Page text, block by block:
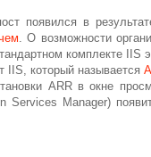
появился в
. О возможности
комплекте IIS
IIS, который называется
ARR в окне
Services Manager)